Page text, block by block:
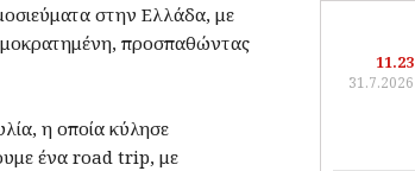
στην Ελλάδα, με
προσπαθώντας
η οποία κύλησε
ένα road trip, με
11.23
31.7.2026